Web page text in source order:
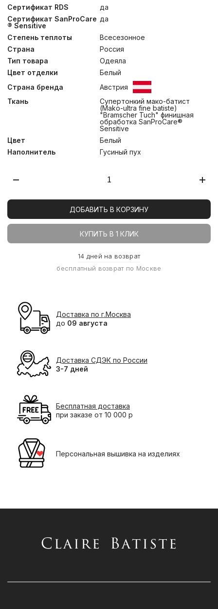
особых гигиенических свойств, изделия прошли
обработку методом озонирования Ozone Pure 360
Grass. Стирка при температуре до 30°С.
Сертификат RDS
да
Сертификат SanProCare
® Sensitive
да
Степень теплоты
Всесезонное
Страна
Россия
Тип товара
Одеяла
Цвет отделки
Белый
Страна бренда
Австрия
Ткань
Супертонкий мако-батист
(Mako-ultra fine batiste)
"Bramscher Tuch" финишная
обработка SanProCare®
Sensitive
Цвет
Белый
Наполнитель
Гусиный пух
ДОБАВИТЬ В КОРЗИНУ
КУПИТЬ В 1 КЛИК
14 дней на возврат
бесплатный возврат по Москве
Доставка по г.Москва
до 09 августа
Доставка СДЭК по России
3-7 дней
Бесплатная доставка
при заказе от 10 000 р
Персональная вышивка на изделиях